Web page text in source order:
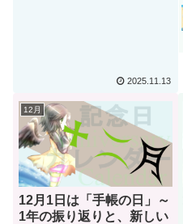
2025.11.13
12月
12月1日は「手帳の日」～
1年の振り返りと、新しい